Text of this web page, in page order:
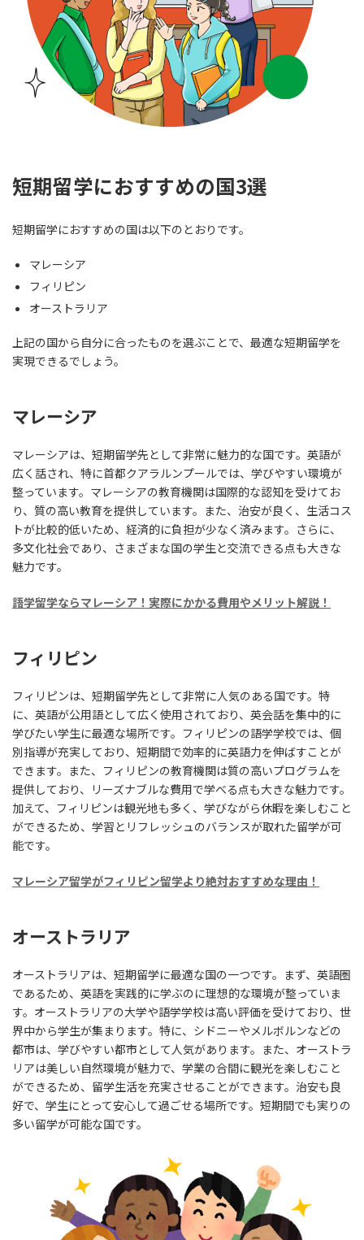
短期留学におすすめの国3選
短期留学におすすめの国は以下のとおりです。
マレーシア
フィリピン
オーストラリア
上記の国から自分に合ったものを選ぶことで、最適な短期留学を
実現できるでしょう。
マレーシア
マレーシアは、短期留学先として非常に魅力的な国です。英語が
広く話され、特に首都クアラルンプールでは、学びやすい環境が
整っています。マレーシアの教育機関は国際的な認知を受けてお
り、質の高い教育を提供しています。また、治安が良く、生活コス
トが比較的低いため、経済的に負担が少なく済みます。さらに、
多文化社会であり、さまざまな国の学生と交流できる点も大きな
魅力です。
語学留学ならマレーシア！実際にかかる費用やメリット解説！
フィリピン
フィリピンは、短期留学先として非常に人気のある国です。特
に、英語が公用語として広く使用されており、英会話を集中的に
学びたい学生に最適な場所です。フィリピンの語学学校では、個
別指導が充実しており、短期間で効率的に英語力を伸ばすことが
できます。また、フィリピンの教育機関は質の高いプログラムを
提供しており、リーズナブルな費用で学べる点も大きな魅力です。
加えて、フィリピンは観光地も多く、学びながら休暇を楽しむこと
ができるため、学習とリフレッシュのバランスが取れた留学が可
能です。
マレーシア留学がフィリピン留学より絶対おすすめな理由！
オーストラリア
オーストラリアは、短期留学に最適な国の一つです。まず、英語圏
であるため、英語を実践的に学ぶのに理想的な環境が整っていま
す。オーストラリアの大学や語学学校は高い評価を受けており、世
界中から学生が集まります。特に、シドニーやメルボルンなどの
都市は、学びやすい都市として人気があります。また、オーストラ
リアは美しい自然環境が魅力で、学業の合間に観光を楽しむこと
ができるため、留学生活を充実させることができます。治安も良
好で、学生にとって安心して過ごせる場所です。短期間でも実りの
多い留学が可能な国です。